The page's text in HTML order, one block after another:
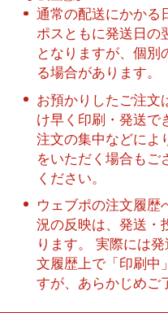
通常の配送にかかる
ポスともに発送日の
となりますが、個別
る場合があります。
お預かりしたご注文
け早く印刷・発送で
注文の集中などによ
をいただく場合もご
ください。
ウェブポの注文履歴
況の反映は、発送・
ります。 実際には
文履歴上で「印刷中
すが、あらかじめご